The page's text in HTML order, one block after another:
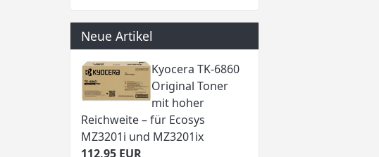
Neue Artikel
Kyocera TK-6860
Original Toner
mit hoher
Reichweite – für Ecosys
MZ3201i und MZ3201ix
112,95 EUR